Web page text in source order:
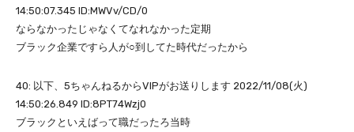
14:50:07.345 ID:MWVv/CD/0
ならなかったじゃなくてなれなかった定期
ブラック企業ですら人が○到してた時代だったから
40: 以下、5ちゃんねるからVIPがお送りします 2022/11/08(火)
14:50:26.849 ID:8PT74Wzj0
ブラックといえばって職だったろ当時